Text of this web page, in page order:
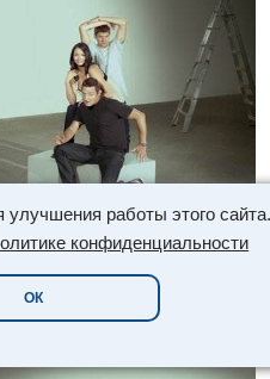
работы этого сайта.
конфиденциальности
ОК